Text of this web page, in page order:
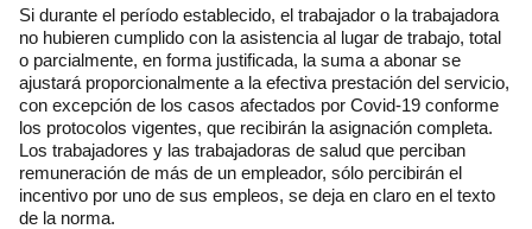
Si durante el período establecido, el trabajador o la trabajadora
no hubieren cumplido con la asistencia al lugar de trabajo, total
o parcialmente, en forma justificada, la suma a abonar se
ajustará proporcionalmente a la efectiva prestación del servicio,
con excepción de los casos afectados por Covid-19 conforme
los protocolos vigentes, que recibirán la asignación completa.
Los trabajadores y las trabajadoras de salud que perciban
remuneración de más de un empleador, sólo percibirán el
incentivo por uno de sus empleos, se deja en claro en el texto
de la norma.